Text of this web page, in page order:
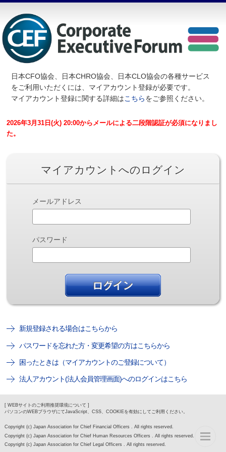
日本CFO協会、日本CHRO協会、日本CLO協会の各種サービス
をご利用いただくには、マイアカウント登録が必要です。
マイアカウント登録に関する詳細はこちらをご参照ください。
2026年3月31日(火) 20:00からメールによる二段階認証が必須になりまし
た。
マイアカウントへのログイン
メールアドレス
パスワード
新規登録される場合はこちらから
パスワードを忘れた方・変更希望の方はこちらから
困ったときは（マイアカウントのご登録について）
法人アカウント(法人会員管理画面)へのログインはこちら
[ WEBサイトのご利用推奨環境について ]
パソコンのWEBブラウザにてJavaScript、CSS、COOKIEを有効にしてご利用ください。
Copyright (c) Japan Association for Chief Financial Officers . All rights reserved.
Copyright (c) Japan Association for Chief Human Resources Officers . All rights reserved.
Copyright (c) Japan Association for Chief Legal Officers . All rights reserved.